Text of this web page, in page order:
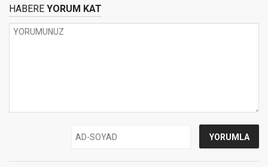
HABERE YORUM KAT